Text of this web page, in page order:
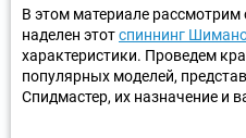
В этом материале
наделен этотспиннинг
характеристики. Проведем
популярных моделей,
Спидмастер, их назначение и